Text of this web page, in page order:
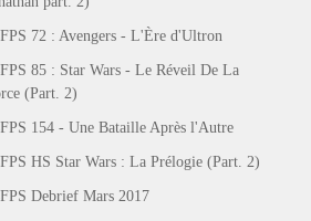
72 : Avengers - L'Ère d'Ultron
85 : Star Wars - Le Réveil De La
(Part. 2)
154 - Une Bataille Après l'Autre
HS Star Wars : La Prélogie (Part. 2)
Debrief Mars 2017